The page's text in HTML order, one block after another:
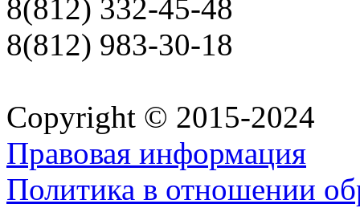
8(812) 332-45-48
8(812) 983-30-18
Copyright © 2015-2024
Правовая информация
Политика в отношении